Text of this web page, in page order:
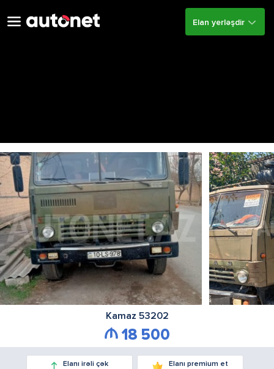
Elan yerləşdir
Kamaz 53202
18 500
Elanı irəli çək
Elanı premium et